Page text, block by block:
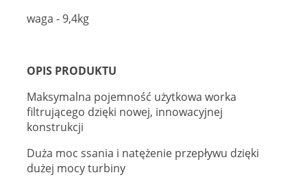
waga - 9,4kg
OPIS PRODUKTU
Maksymalna pojemność użytkowa worka
filtrującego dzięki nowej, innowacyjnej
konstrukcji
Duża moc ssania i natężenie przepływu dzięki
dużej mocy turbiny